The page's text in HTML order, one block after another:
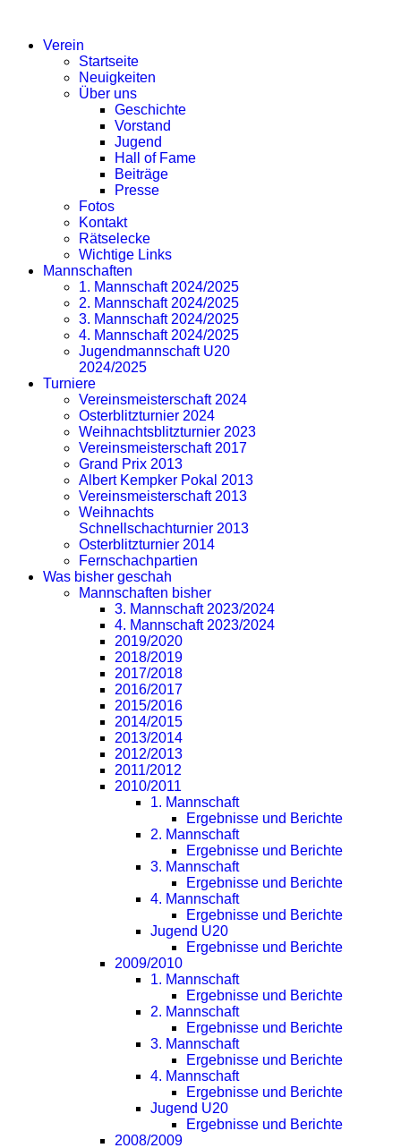
Verein
Startseite
Neuigkeiten
Über uns
Geschichte
Vorstand
Jugend
Hall of Fame
Beiträge
Presse
Fotos
Kontakt
Rätselecke
Wichtige Links
Mannschaften
1. Mannschaft 2024/2025
2. Mannschaft 2024/2025
3. Mannschaft 2024/2025
4. Mannschaft 2024/2025
Jugendmannschaft U20
2024/2025
Turniere
Vereinsmeisterschaft 2024
Osterblitzturnier 2024
Weihnachtsblitzturnier 2023
Vereinsmeisterschaft 2017
Grand Prix 2013
Albert Kempker Pokal 2013
Vereinsmeisterschaft 2013
Weihnachts
Schnellschachturnier 2013
Osterblitzturnier 2014
Fernschachpartien
Was bisher geschah
Mannschaften bisher
3. Mannschaft 2023/2024
4. Mannschaft 2023/2024
2019/2020
2018/2019
2017/2018
2016/2017
2015/2016
2014/2015
2013/2014
2012/2013
2011/2012
2010/2011
1. Mannschaft
Ergebnisse und Berichte
2. Mannschaft
Ergebnisse und Berichte
3. Mannschaft
Ergebnisse und Berichte
4. Mannschaft
Ergebnisse und Berichte
Jugend U20
Ergebnisse und Berichte
2009/2010
1. Mannschaft
Ergebnisse und Berichte
2. Mannschaft
Ergebnisse und Berichte
3. Mannschaft
Ergebnisse und Berichte
4. Mannschaft
Ergebnisse und Berichte
Jugend U20
Ergebnisse und Berichte
2008/2009